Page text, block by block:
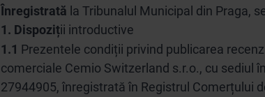
Înregistrată la Tribunalul Municipal din Praga,
1. Dispoziții introductive
1.1 Prezentele condiții privind publicarea
comerciale Cemio Switzerland s.r.o., cu sediul
27944905, înregistrată în Registrul Comerțului